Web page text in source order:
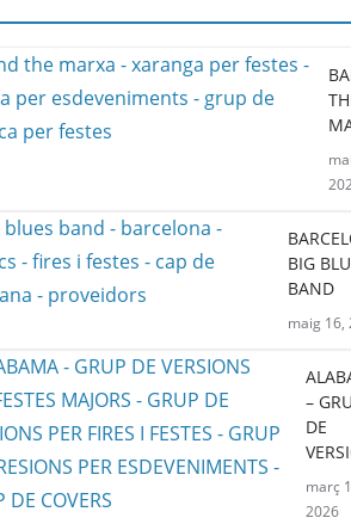
BIG
BAND
maig 16,
–
DE
març
2026